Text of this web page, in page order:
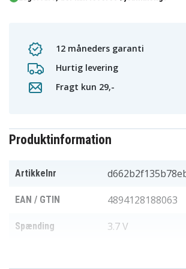
12 måneders garanti
Hurtig levering
Fragt kun 29,-
Produktinformation
Artikkelnr
EAN / GTIN 4894128188063
Spænding 3.7 V